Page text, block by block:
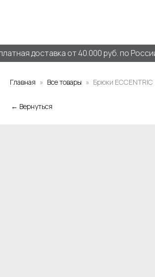
доставка от 40.000 руб. по России
Главная Все товары Брюки ECCENTRIC
← Вернуться